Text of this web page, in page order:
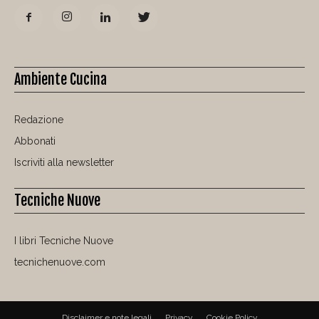
Ambiente Cucina
Redazione
Abbonati
Iscriviti alla newsletter
Tecniche Nuove
I libri Tecniche Nuove
tecnichenuove.com